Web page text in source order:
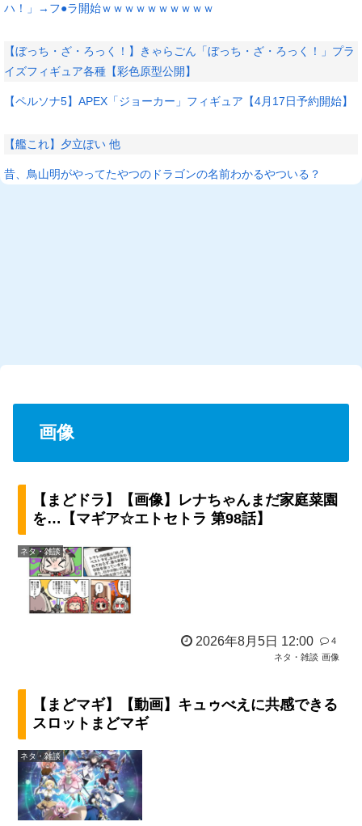
ハ！」→フ●ラ開始ｗｗｗｗｗｗｗｗｗｗ
【ぼっち・ざ・ろっく！】きゃらごん「ぼっち・ざ・ろっく！」プラ
イズフィギュア各種【彩色原型公開】
【ペルソナ5】APEX「ジョーカー」フィギュア【4月17日予約開始】
【艦これ】夕立ぽい 他
昔、鳥山明がやってたやつのドラゴンの名前わかるやついる？
画像
【まどドラ】【画像】レナちゃんまだ家庭菜園
を…【マギア☆エトセトラ 第98話】
ネタ・雑談
2026年8月5日 12:00
4
ネタ・雑談 画像
【まどマギ】【動画】キュゥべえに共感できる
スロットまどマギ
ネタ・雑談